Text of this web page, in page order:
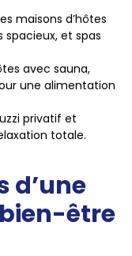
maisons d’hôtes
et spas
avec sauna,
une alimentation
privatif et
totale.
d’une
être